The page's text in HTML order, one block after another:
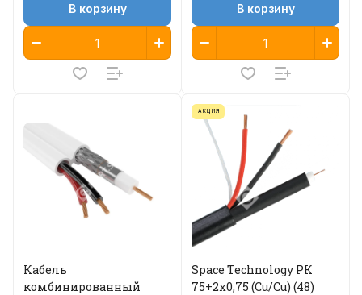
В корзину В корзину
Кабель
комбинированный
АКЦИЯ
Space Technology РК
75+2х0,75 (Cu/Cu) (48)